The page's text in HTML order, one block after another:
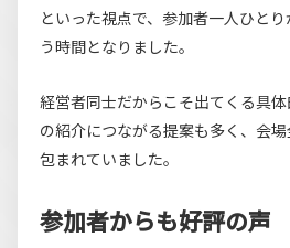
といった視点で、参加者一人ひと
う時間となりました。
経営者同士だからこそ出てくる具
の紹介につながる提案も多く、会
包まれていました。
参加者からも好評の声